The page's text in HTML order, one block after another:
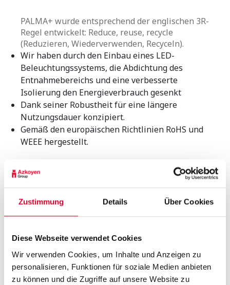
Zustimmung Details Über Cookies
Diese Webseite verwendet Cookies
Wir verwenden Cookies, um Inhalte und Anzeigen zu
personalisieren, Funktionen für soziale Medien anbieten
zu können und die Zugriffe auf unsere Website zu
PALMA+ wurde entsprechend der englischen 3R-
Regel entwickelt: Reduce, reuse, recycle
(Reduzieren, Wiederverwenden, Recyceln).
Wir haben durch den Einbau eines LED-
Beleuchtungssystems, die Abdichtung des
Entnahmebereichs und eine verbesserte
Isolierung den Energieverbrauch gesenkt
Dank seiner Robustheit für eine längere
Nutzungsdauer konzipiert.
Gemäß den europäischen Richtlinien RoHS und
WEEE hergestellt.
MOBILE ZAHLUNG
Pay4Vend ist eine Anwendung, mit der Sie
mithilfe eines Smartphones an einem